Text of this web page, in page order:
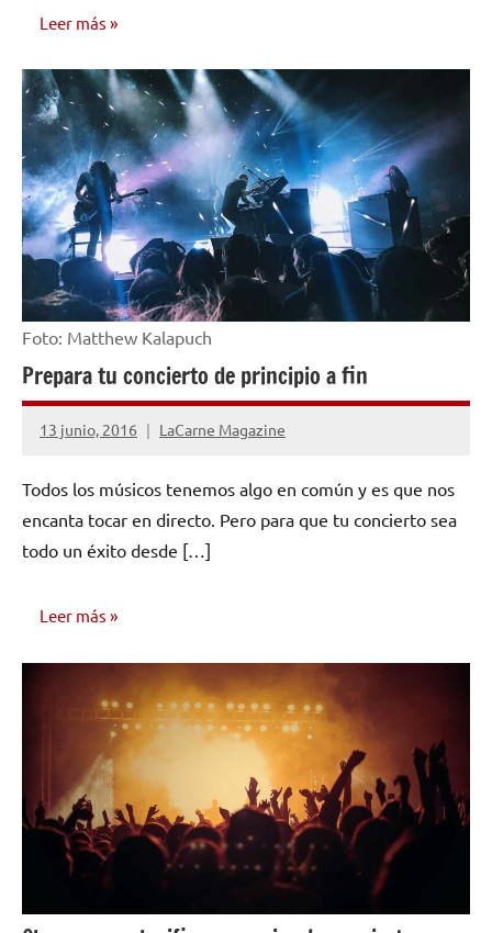
Leer más
MARKETING
Y
PROMOCIÓN
Foto: Matthew Kalapuch
Prepara tu concierto de principio a fin
13 junio, 2016 LaCarne Magazine
1
Todos los músicos tenemos algo en común y es que nos
encanta tocar en directo. Pero para que tu concierto sea
todo un éxito desde […]
Leer más
AYUDA